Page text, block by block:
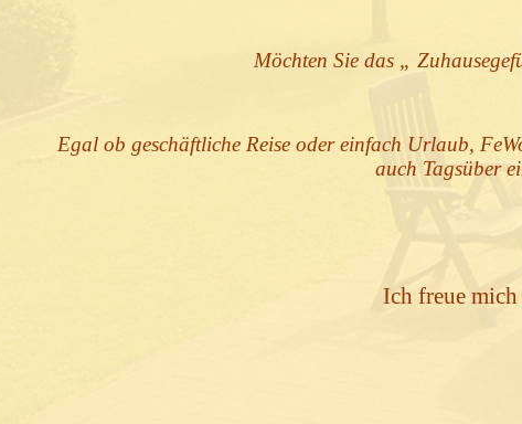
Möchten Sie das „
Egal ob geschäftliche Reise oder einfach Urlaub,
auch Tagsüber
Ich freue